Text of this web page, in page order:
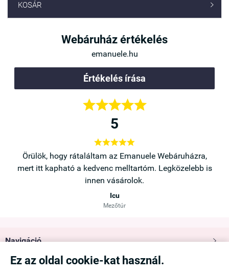
Ez az oldal cookie-kat használ.
KOSÁR 
Webáruház értékelés
emanuele.hu
Értékelés írása

5

Örülök, hogy rátaláltam az Emanuele Webáruházra,
mert itt kapható a kedvenc melltartóm. Legközelebb is
innen vásárolok.
Icu
Mezőtúr
Navigáció 
Saját fiók